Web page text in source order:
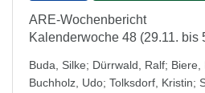
ARE-Wochenbericht
Kalenderwoche 48 (29.11. bis
Buda, Silke; Dürrwald, Ralf; Biere,
Buchholz, Udo; Tolksdorf, Kristin;